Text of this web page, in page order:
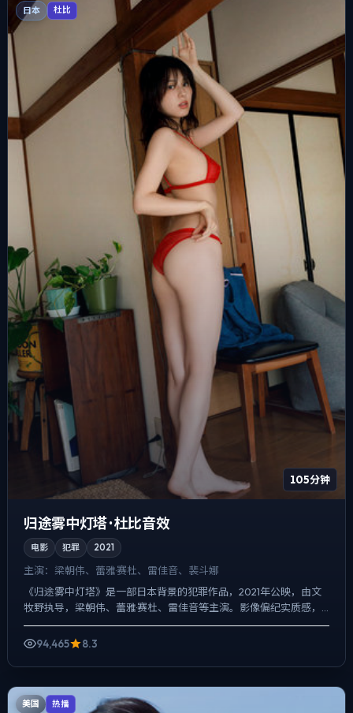
日本 杜比
105分钟
归途雾中灯塔 · 杜比音效
电影 犯罪 2021
主演： 梁朝伟、蕾雅·赛杜、雷佳音、裴斗娜
《归途雾中灯塔》是一部日本背景的犯罪作品，2021年公映，由文
牧野执导，梁朝伟、蕾雅·赛杜、雷佳音等主演。影像偏纪实质感，
手持与固定机位交替出现，真相并非一次性抛出，而是在对话...
94,465
8.3
美国 热播